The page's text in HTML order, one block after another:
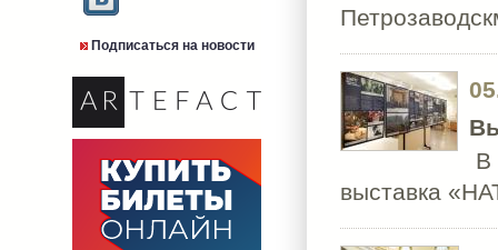
Подписаться на новости
В
выставка